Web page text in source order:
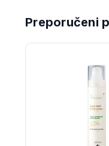
Preporučeni